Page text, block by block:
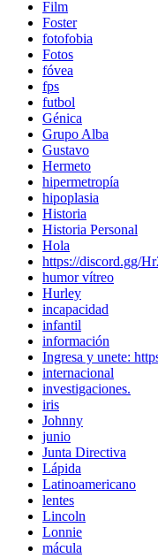
Film
Foster
fotofobia
Fotos
fóvea
fps
futbol
Génica
Grupo Alba
Gustavo
Hermeto
hipermetropía
hipoplasia
Historia
Historia Personal
Hola
https://discord.gg/
humor vítreo
Hurley
incapacidad
infantil
información
Ingresa y unete:
internacional
investigaciones.
iris
Johnny
junio
Junta Directiva
Lápida
Latinoamericano
lentes
Lincoln
Lonnie
mácula